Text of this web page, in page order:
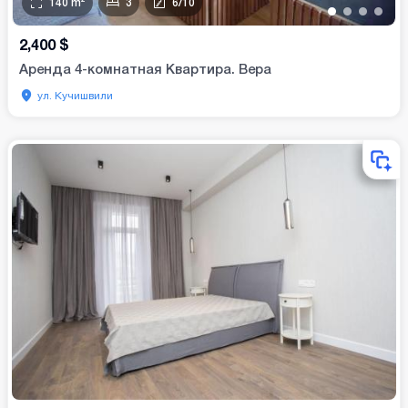
•• • •
140 m² 3 6/10
2,400 $
Аренда 4-комнатная Квартира. Вера
ул. Кучишвили